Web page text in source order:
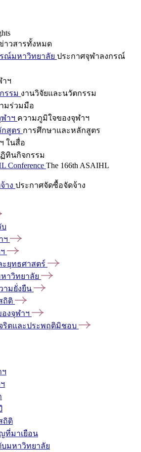
าวสารทั้งหมด
ณ์มหาวิทยาลัย ประกาศจุฬาลงกรณ์
าฯ
รรม งานวิจัยและนวัตกรรม
มร่วมมือ
าฯ ความภูมิใจของจุฬาฯ
สูตร การศึกษาและหลักสูตร
ในสื่อ
ทินกิจกรรม
Conference The 166th ASAIHL
าง ประกาศจัดซื้อจัดจ้าง
ฯ
ยุทธศาสตร์
าวิทยาลัย
ามยั่งยืน
ถิติ
งจุฬาฯ
ริตและประพฤติมิชอบ
ถิติ
ที่มาเยือน
มหาวิทยาลัย